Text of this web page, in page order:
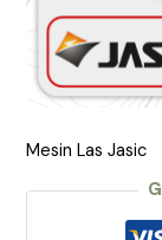
Mesin Las Jasic